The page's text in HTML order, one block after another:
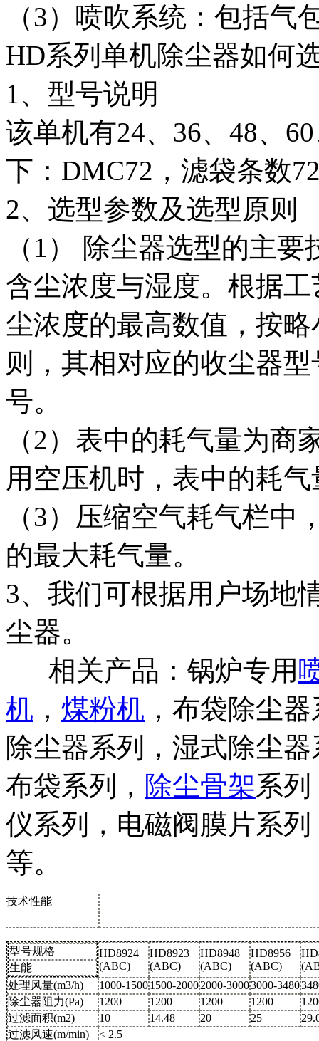
（3）喷吹系统：包括
HD系列单机除尘器如何
1、型号说明
该单机有24、36、48、
下：DMC72，滤袋条数
2、选型参数及选型原则
（1） 除尘器选型的主
含尘浓度与湿度。根据
尘浓度的最高数值，按
则，其相对应的收尘器
号。
（2）表中的耗气量为
用空压机时，表中的耗
（3）压缩空气耗气栏
的最大耗气量。
3、我们可根据用户场地
尘器。
相关产品：锅炉专用
机 ， 煤粉机 ，布袋除尘
除尘器系列，湿式除尘
布袋系列， 除尘骨架系
仪系列，电磁阀膜片系列
等。
技术性能
型号规格
生能
HD8924
(ABC)
HD8923
(ABC)
HD8948
(ABC)
HD8956
(ABC)
处理风量(m3/h)
1000-15001500-20002000-30003000-3480
除尘器阻力(Pa)
1200 1200 1200 1200
过滤面积(m2)
10 14.48 20 25
过滤风速(m/min)
< 2.5